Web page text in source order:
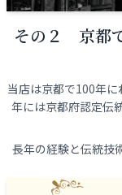
その２ 京都
当店は京都で100年
年には京都府認定伝
長年の経験と伝統技